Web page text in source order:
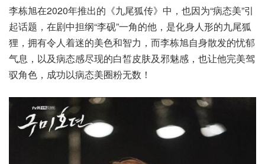
李栋旭在2020年推出的《九尾狐传》中，也因为“病态美”引
起话题，在剧中担纲“李砚”一角的他，是化身人形的九尾狐
狸，拥有令人着迷的美色和智力，而李栋旭自身散发的忧郁
气息，以及病态感尽现的白皙皮肤及邪魅感，也让他完美驾
驭角色，成功以病态美圈粉无数！